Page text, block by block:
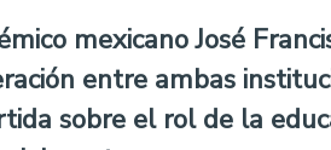
mexicano José
entre ambas
sobre el rol de la